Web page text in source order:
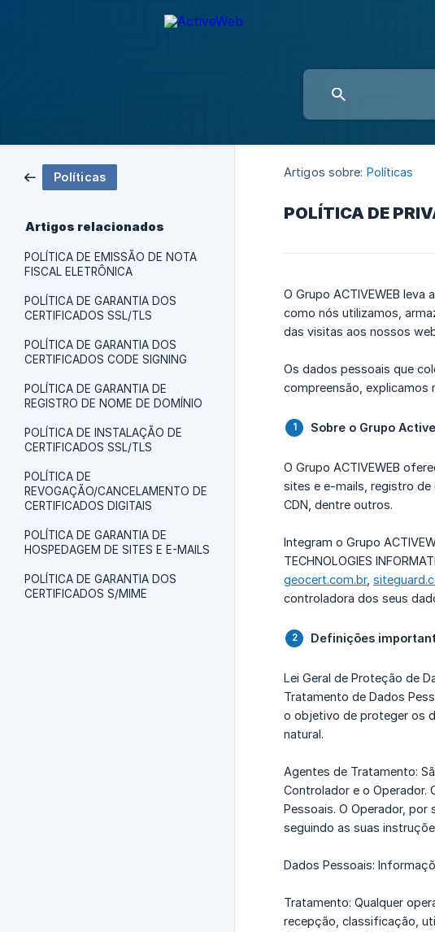
Políticas
Artigos relacionados
POLÍTICA DE EMISSÃO DE NOTA
FISCAL ELETRÔNICA
POLÍTICA DE GARANTIA DOS
CERTIFICADOS SSL/TLS
POLÍTICA DE GARANTIA DOS
CERTIFICADOS CODE SIGNING
POLÍTICA DE GARANTIA DE
REGISTRO DE NOME DE DOMÍNIO
POLÍTICA DE INSTALAÇÃO DE
CERTIFICADOS SSL/TLS
POLÍTICA DE
REVOGAÇÃO/CANCELAMENTO DE
CERTIFICADOS DIGITAIS
POLÍTICA DE GARANTIA DE
HOSPEDAGEM DE SITES E E-MAILS
POLÍTICA DE GARANTIA DOS
CERTIFICADOS S/MIME
Artigos sobre: Políticas
POLÍTICA DE
O Grupo ACTIVEWEB
como nós utilizamos,
das visitas aos nossos
Os dados pessoais que
compreensão, explicamos
Sobre o Grupo
O Grupo ACTIVEWEB
sites e e-mails, registro de
CDN, dentre outros.
Integram o Grupo
TECHNOLOGIES
geocert.com.br,
controladora dos seus
Definições
Lei Geral de Proteção de
Tratamento de Dados
o objetivo de proteger os
natural.
Agentes de Tratamento:
Controlador e o Operador.
Pessoais. O Operador, por
seguindo as suas
Dados Pessoais:
Tratamento: Qualquer
recepção, classificação,